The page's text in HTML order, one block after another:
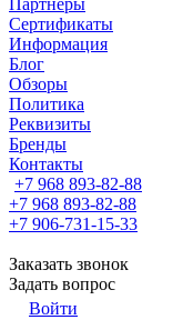
Партнеры
Сертификаты
Информация
Блог
Обзоры
Политика
Реквизиты
Бренды
Контакты
+7 968 893-82-88
+7 968 893-82-88
+7 906-731-15-33
Заказать звонок
Задать вопрос
Войти